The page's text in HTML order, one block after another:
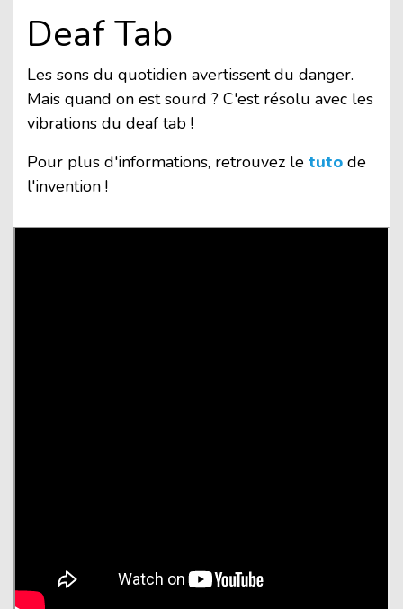
Deaf Tab
Les sons du quotidien avertissent du danger.
Mais quand on est sourd ? C'est résolu avec les
vibrations du deaf tab !
Pour plus d'informations, retrouvez le tuto de
l'invention !